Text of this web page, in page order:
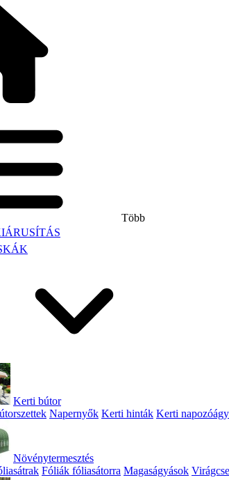
Több
Kerti bútor
Napernyők Kerti hinták Kerti
Növénytermesztés
Fóliák fóliasátorra Magaságyások